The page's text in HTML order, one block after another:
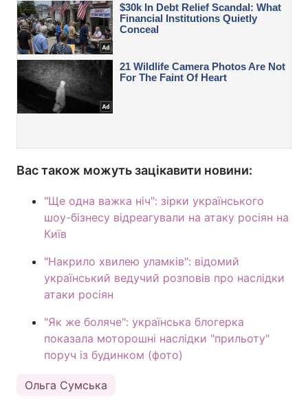
Вас також можуть зацікавити новини:
"Ще одна важка ніч": зірки українського
шоу-бізнесу відреагували на атаку росіян на
Київ
"Накрило хвилею уламків": відомий
український ведучий розповів про наслідки
атаки росіян
"Як же боляче": українська блогерка
показала моторошні наслідки "прильоту"
поруч із будинком (фото)
Ольга Сумська